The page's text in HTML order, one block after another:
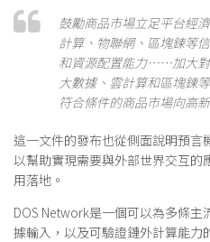
鼓勵商品市場立足平台經
計算、物聯網、區塊鍊等
和資源配置能力……加大對
大數據、雲計算和區塊鍊
符合條件的商品市場向高
這一文件的發布也從側面說明預言
以幫助實現需要與外部世界交互的
用落地。
DOS Network是一個可以為多條
據輸入，以及可驗證鏈外計算能力